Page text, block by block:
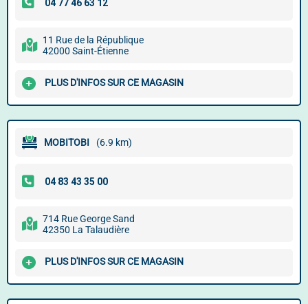
11 Rue de la République
42000 Saint-Étienne
PLUS D'INFOS SUR CE MAGASIN
MOBITOBI (6.9 km)
714 Rue George Sand
42350 La Talaudière
PLUS D'INFOS SUR CE MAGASIN